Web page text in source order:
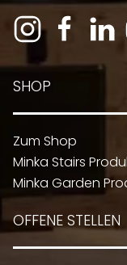
SHOP
Zum Shop
Minka Stairs
Minka Garden
OFFENE STELLEN